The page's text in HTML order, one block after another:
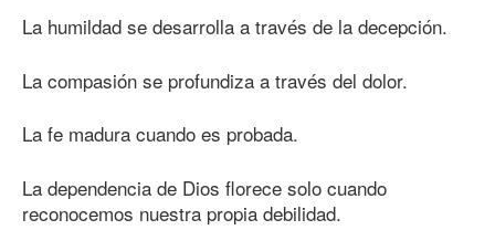
La humildad se desarrolla a través de la decepción.
La compasión se profundiza a través del dolor.
La fe madura cuando es probada.
La dependencia de Dios florece solo cuando
reconocemos nuestra propia debilidad.